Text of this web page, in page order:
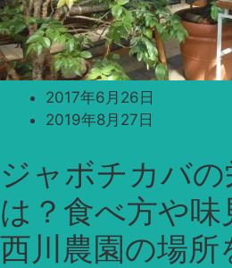
2017年6月26日
2019年8月27日
ジャボチカバ
は？食べ方や味
西川農園の場所